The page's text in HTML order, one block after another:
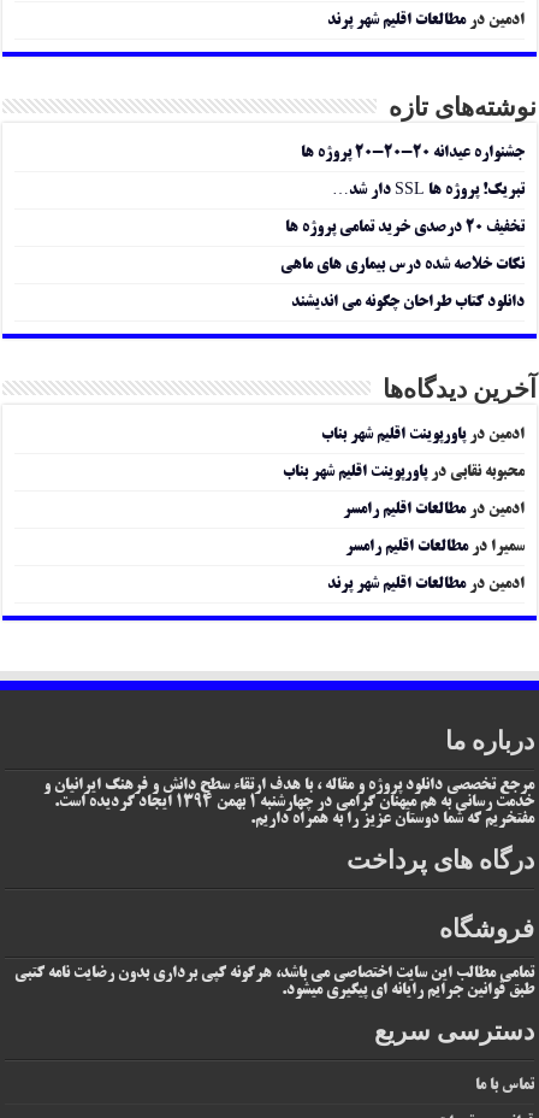
ادمین درمطالعات اقلیم شهر پرند
نوشته‌های تازه
جشنواره عیدانه ۲۰-۲۰-۲۰ پروژه ها
تبریک! پروژه ها SSL دار شد…
تخفیف ۲۰ درصدی خرید تمامی پروژه ها
نکات خلاصه شده درس بیماری های ماهی
دانلود کتاب طراحان چگونه می اندیشند
آخرین دیدگاه‌ها
ادمین درپاورپوینت اقلیم شهر بناب
محبوبه نقابی درپاورپوینت اقلیم شهر بناب
ادمین درمطالعات اقلیم رامسر
سمیرا درمطالعات اقلیم رامسر
ادمین درمطالعات اقلیم شهر پرند
درباره ما
مرجع تخصصی دانلود پروژه و مقاله ، با هدف ارتقاء سطح دانش و فرهنگ ایرانیان و
خدمت رسانی به هم میهنان گرامی در چهارشنبه 1 بهمن 1394 ایجاد گردیده است.
مفتخریم که شما دوستان عزیز را به همراه داریم.
درگاه های پرداخت
فروشگاه
تمامی مطالب این سایت اختصاصی می باشد، هرگونه کپی برداری بدون رضایت نامه کتبی
طبق قوانین جرایم رایانه ای پیگیری میشود.
دسترسی سریع
تماس با ما